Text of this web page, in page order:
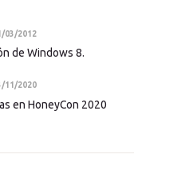
03/2012
de Windows 8.
11/2020
en HoneyCon 2020